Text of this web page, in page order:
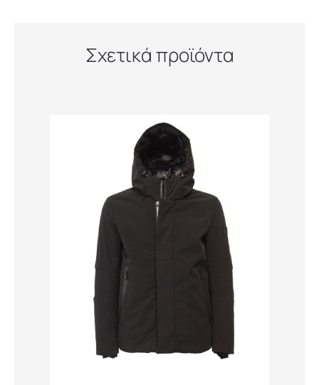
Σχετικά προϊόντα